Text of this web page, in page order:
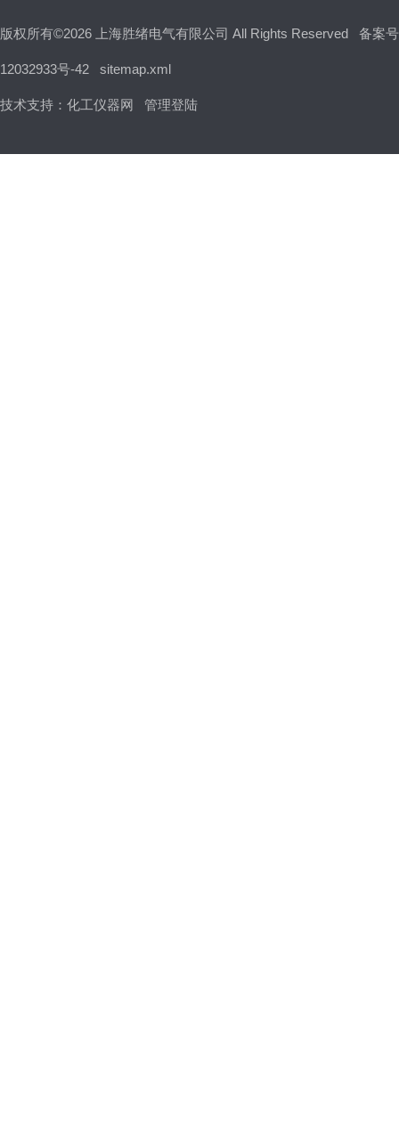
版权所有©2026 上海胜绪电气有限公司 All Rights Reserved 备案
12032933号-42 sitemap.xml
技术支持： 化工仪器网 管理登陆